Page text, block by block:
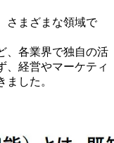
さまざまな領域で
、各業界で独自の活
、経営やマーケティ
した。